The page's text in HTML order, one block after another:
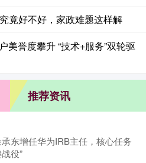
竟好不好，家政难题这样解
美誉度攀升 “技术+服务”双轮驱
推荐资讯
东增任华为IRB主任，核心任务
役”